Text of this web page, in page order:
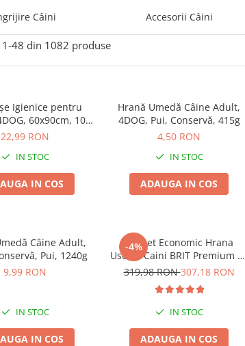
Câini
Accesorii Câini
1-48 din 1082 produse
Igienice pentru
60x90cm, 10
bucăți
22,99 RON
IN STOC
IN COS
Hrană Umedă Câine Adult,
4DOG, Pui, Conservă, 415g
4,50 RON
IN STOC
ADAUGA IN COS
Câine Adult,
Pui, 1240g
9,99 RON
IN STOC
IN COS
-4%
Pachet Economic Hrana
Uscata Caini BRIT Premium by
Nature Medium Adult 2x15kg
319,98 RON307,18 RON
IN STOC
ADAUGA IN COS